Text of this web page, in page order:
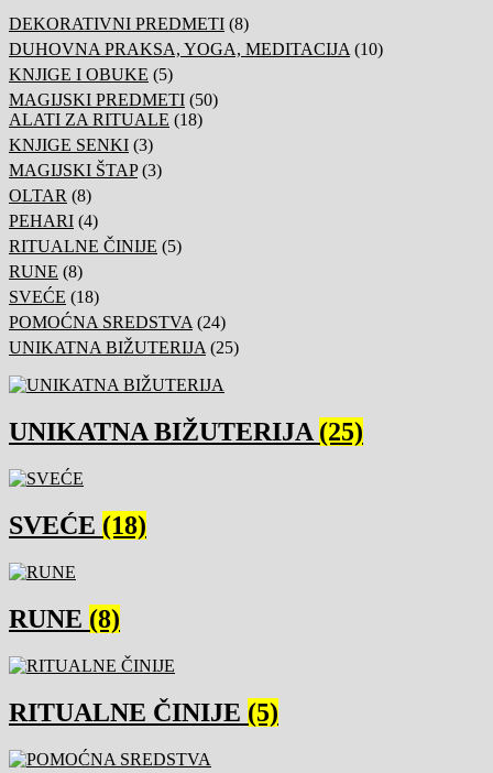
DEKORATIVNI PREDMETI (8)
DUHOVNA PRAKSA, YOGA, MEDITACIJA (10)
KNJIGE I OBUKE (5)
MAGIJSKI PREDMETI (50)
ALATI ZA RITUALE (18)
KNJIGE SENKI (3)
MAGIJSKI ŠTAP (3)
OLTAR (8)
PEHARI (4)
RITUALNE ČINIJE (5)
RUNE (8)
SVEĆE (18)
POMOĆNA SREDSTVA (24)
UNIKATNA BIŽUTERIJA (25)
UNIKATNA BIŽUTERIJA (25)
SVEĆE (18)
RUNE (8)
RITUALNE ČINIJE (5)